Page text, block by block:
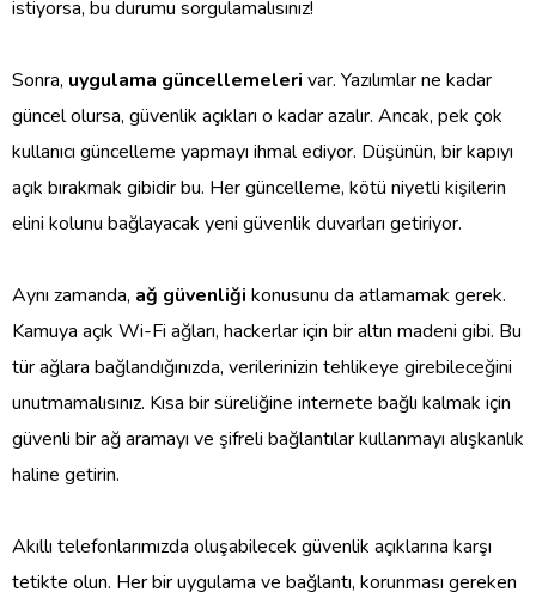
istiyorsa, bu durumu sorgulamalısınız!
Sonra, uygulama güncellemeleri var. Yazılımlar ne kadar
güncel olursa, güvenlik açıkları o kadar azalır. Ancak, pek çok
kullanıcı güncelleme yapmayı ihmal ediyor. Düşünün, bir kapıyı
açık bırakmak gibidir bu. Her güncelleme, kötü niyetli kişilerin
elini kolunu bağlayacak yeni güvenlik duvarları getiriyor.
Aynı zamanda, ağ güvenliği konusunu da atlamamak gerek.
Kamuya açık Wi-Fi ağları, hackerlar için bir altın madeni gibi. Bu
tür ağlara bağlandığınızda, verilerinizin tehlikeye girebileceğini
unutmamalısınız. Kısa bir süreliğine internete bağlı kalmak için
güvenli bir ağ aramayı ve şifreli bağlantılar kullanmayı alışkanlık
haline getirin.
Akıllı telefonlarımızda oluşabilecek güvenlik açıklarına karşı
tetikte olun. Her bir uygulama ve bağlantı, korunması gereken